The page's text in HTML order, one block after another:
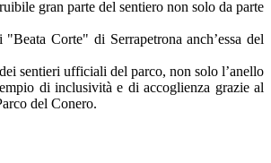
gran parte del sentiero non solo da parte
Corte" di Serrapetrona anch’essa del
sentieri ufficiali del parco, non solo l’anello
di inclusività e di accoglienza grazie al
del Conero.